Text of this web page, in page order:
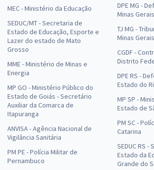
MEC - Ministério da Educação
SEDUC/MT - Secretaria de
Estado de Educação, Esporte e
Lazer do estado de Mato
Grosso
MME - Ministério de Minas e
Energia
MP GO - Ministério Público do
Estado de Goiás - Secretário
Auxiliar da Comarca de
Itapuranga
ANVISA - Agência Nacional de
Vigilância Sanitária
PM PE - Polícia Militar de
Pernambuco
DPE MG -
Minas Gerais
TJ MG -
Minas Gerais
CGDF -
Distrito
DPE RS -
Estado do
MP SP -
Estado de
PM SC -
Catarina
SEDUC RS
Estado da
Grande do